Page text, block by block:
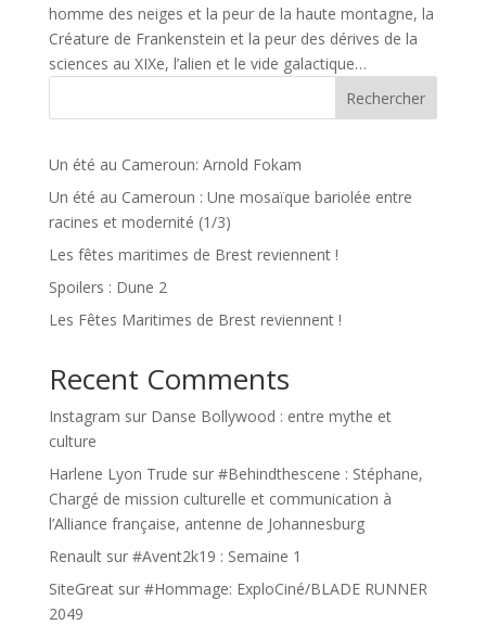
homme des neiges et la peur de la haute montagne, la
Créature de Frankenstein et la peur des dérives de la
sciences au XIXe, l’alien et le vide galactique…
Rechercher
Un été au Cameroun: Arnold Fokam
Un été au Cameroun : Une mosaïque bariolée entre
racines et modernité (1/3)
Les fêtes maritimes de Brest reviennent !
Spoilers : Dune 2
Les Fêtes Maritimes de Brest reviennent !
Recent Comments
Instagram sur Danse Bollywood : entre mythe et
culture
Harlene Lyon Trude sur #Behindthescene : Stéphane,
Chargé de mission culturelle et communication à
l’Alliance française, antenne de Johannesburg
Renaultsur #Avent2k19 : Semaine 1
SiteGreatsur #Hommage: ExploCiné/BLADE RUNNER
2049